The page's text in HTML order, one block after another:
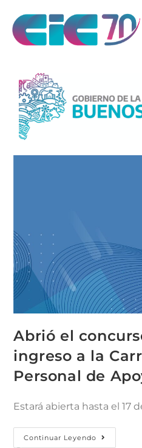
Abrió el
ingreso a la
Personal de
Estará abierta hasta el 17
Continuar Leyendo